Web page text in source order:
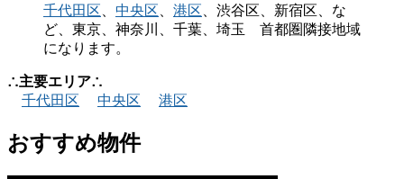
千代田区
中央区 港区 、渋谷区、新宿区、な
ど、東京、神奈川、千葉、埼玉 首都圏隣接地域
になります。
∴主要エリア∴
千代田区
中央区 港区
おすすめ物件